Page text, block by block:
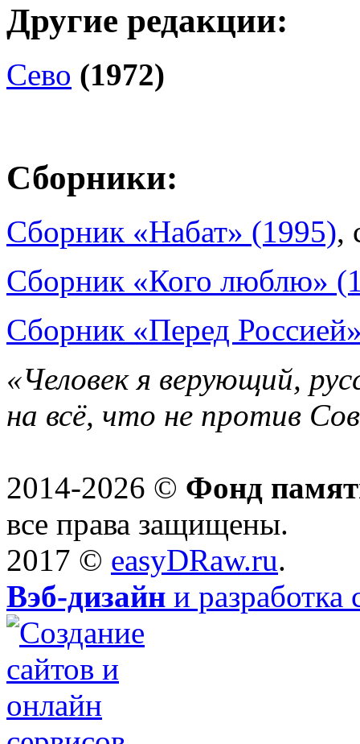
Другие редакции:
Сево (1972)
Сборники:
Сборник «Набат» (1995),
Сборник «Кого люблю»
Сборник «Перед
«Человек я верующий,
на всё, что не против
2014-2026 © Фонд
все права защищены.
2017 © easyDRaw.ru.
Вэб-дизайн и разработка